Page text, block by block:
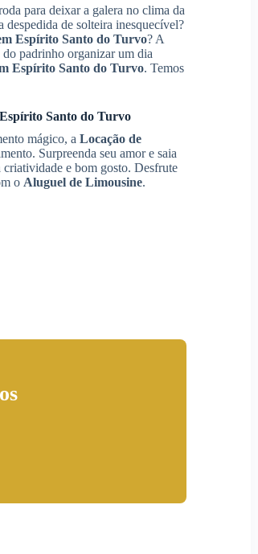
para deixar a galera no clima da
despedida de solteira inesquecível?
Espírito Santo do Turvo? A
do padrinho organizar um dia
Espírito Santo do Turvo. Temos
Santo do Turvo
mágico, a Locação de
Surpreenda seu amor e saia
e bom gosto. Desfrute
o Aluguel de Limousine.